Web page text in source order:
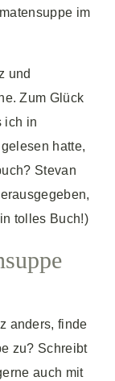
im
und
Zum Glück
ich in
hatte,
Stevan
tolles Buch!)
anders, finde
zu? Schreibt
auch mit